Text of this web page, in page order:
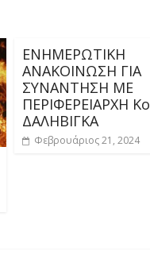
ΕΝΗΜΕΡΩΤΙΚΗ
ΑΝΑΚΟΙΝΩΣΗ ΓΙΑ
ΣΥΝΑΝΤΗΣΗ ΜΕ
ΠΕΡΙΦΕΡΕΙΑΡΧΗ Κο
ΔΑΛΗΒΙΓΚΑ
Φεβρουάριος 21, 2024